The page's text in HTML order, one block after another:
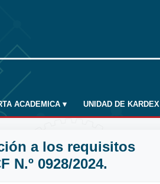
ACADEMICA ▾ UNIDAD DE KARDEX
a los requisitos
0928/2024.